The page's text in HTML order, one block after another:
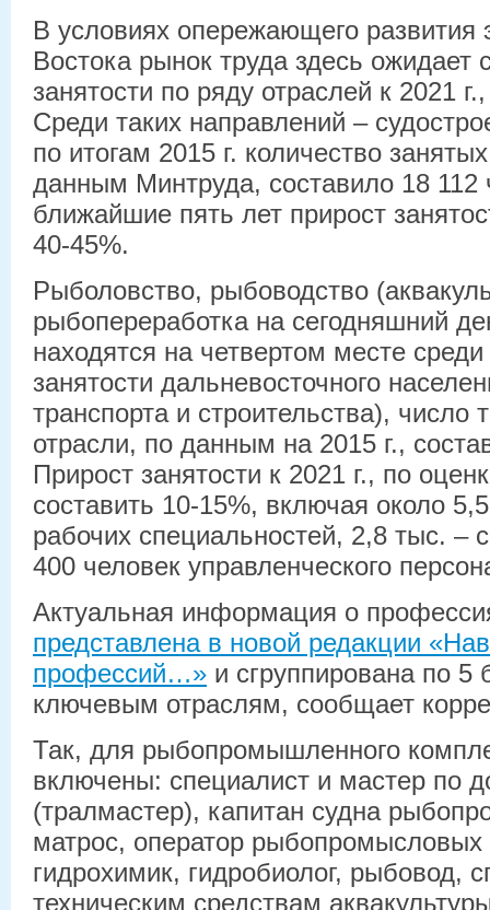
В условиях опережающего развития
Востока рынок труда здесь ожидает
занятости по ряду отраслей к 2021
Среди таких направлений –
по итогам 2015 г. количество
данным Минтруда, составило 18 112
ближайшие пять лет прирост
40-45%.
Рыболовство, рыбоводство
рыбопереработка на сегодняшний
находятся на четвертом месте
занятости дальневосточного
транспорта и строительства),
отрасли, по данным на 2015 г.,
Прирост занятости к 2021 г., по
составить 10-15%, включая около
рабочих специальностей, 2,8 тыс. –
400 человек управленческого
Актуальная информация о
представлена в новой редакции
профессий…» и сгруппирована по 5
ключевым отраслям, сообщает
Так, для рыбопромышленного
включены: специалист и мастер по
(тралмастер), капитан судна
матрос, оператор рыбопромысловых
гидрохимик, гидробиолог, рыбовод,
техническим средствам